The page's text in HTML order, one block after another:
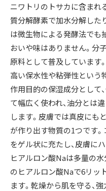
ニワトリのトサカに含まれ
質分解酵素で加水分解した
は微生物による発酵法でも
おいや味はありません。分
原料として普及しています。
高い保水性や粘弾性という
作用目的の保湿成分として
て幅広く使われ、油分とは
します。皮膚では真皮にも
が作り出す物質の1つです
をゲル状に充たし、皮膚に
ヒアルロン酸Naは多量の
のヒアルロン酸Naで6リッ
ます。乾燥から肌を守る、